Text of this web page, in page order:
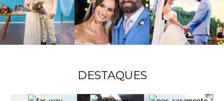
DESTAQUES